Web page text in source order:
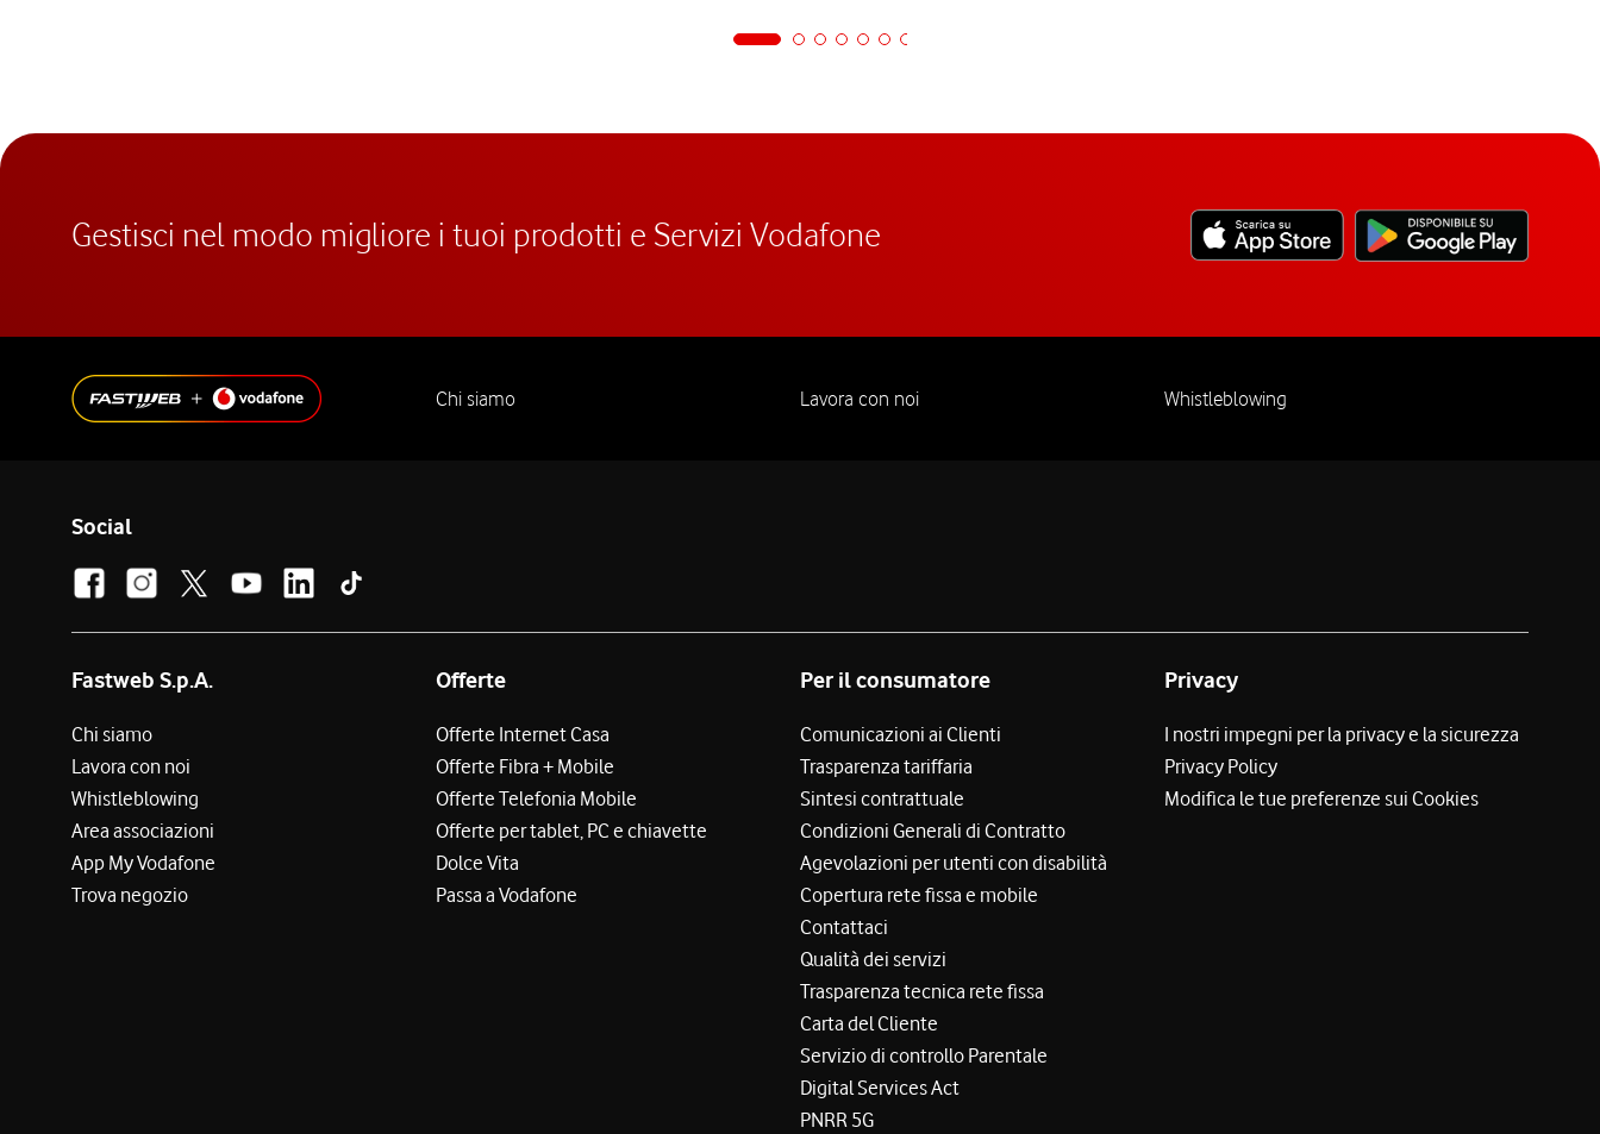
Gestisci nel modo migliore i tuoi prodotti e Servizi Vodafone
Chi siamo Lavora con noi Whistleblowing
Social
Fastweb S.p.A.
Chi siamo
Lavora con noi
Whistleblowing
Area associazioni
App My Vodafone
Trova negozio
Offerte
Offerte Internet Casa
Offerte Fibra + Mobile
Offerte Telefonia Mobile
Offerte per tablet, PC e chiavette
Dolce Vita
Passa a Vodafone
Per il consumatore
Comunicazioni ai Clienti
Trasparenza tariffaria
Sintesi contrattuale
Condizioni Generali di Contratto
Agevolazioni per utenti con disabilità
Copertura rete fissa e mobile
Contattaci
Qualità dei servizi
Trasparenza tecnica rete fissa
Carta del Cliente
Servizio di controllo Parentale
Digital Services Act
PNRR 5G
Privacy
I nostri impegni per la privacy e la sicurezza
Privacy Policy
Modifica le tue preferenze sui Cookies